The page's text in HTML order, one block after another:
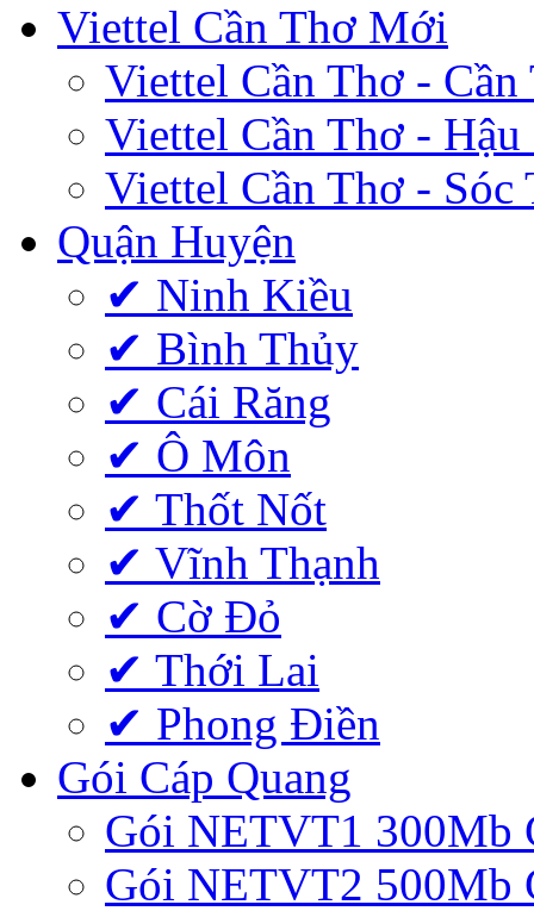
Viettel Cần Thơ Mới
Viettel Cần Thơ - Cần
Viettel Cần Thơ - Hậu
Viettel Cần Thơ - Sóc
Quận Huyện
✔ Ninh Kiều
✔ Bình Thủy
✔ Cái Răng
✔ Ô Môn
✔ Thốt Nốt
✔ Vĩnh Thạnh
✔ Cờ Đỏ
✔ Thới Lai
✔ Phong Điền
Gói Cáp Quang
Gói NETVT1 300Mb
Gói NETVT2 500Mb